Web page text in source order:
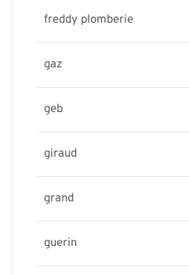
freddy plomberie
gaz
geb
giraud
grand
guerin